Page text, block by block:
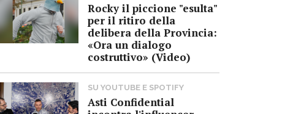
Rocky il piccione "esulta"
per il ritiro della
delibera della Provincia:
«Ora un dialogo
costruttivo» (Video)
SU YOUTUBE E SPOTIFY
Asti Confidential